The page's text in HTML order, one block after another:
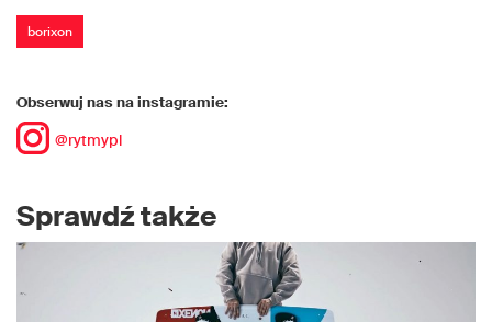
borixon
Obserwuj nas na instagramie:
@rytmypl
Sprawdź także